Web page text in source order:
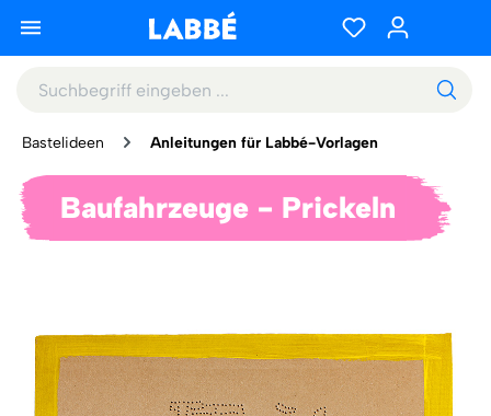
Bastelideen Anleitungen für Labbé-Vorlagen
Baufahrzeuge - Prickeln